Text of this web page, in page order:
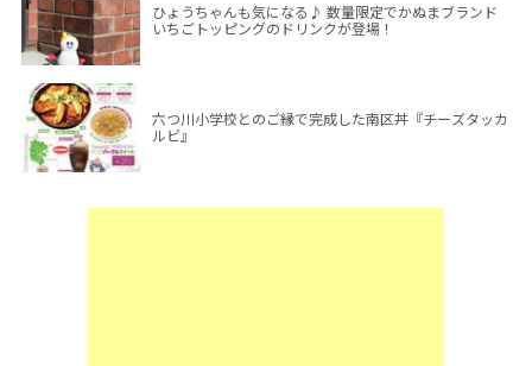
ひょうちゃんも気になる♪ 数量限定でかぬまブランド
いちごトッピングのドリンクが登場！
六つ川小学校とのご縁で完成した南区丼『チーズタッカ
ルビ』